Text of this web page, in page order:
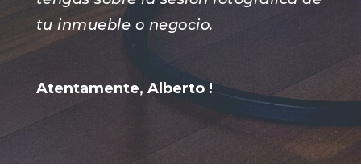
tu inmueble o negocio.
Atentamente, Alberto !